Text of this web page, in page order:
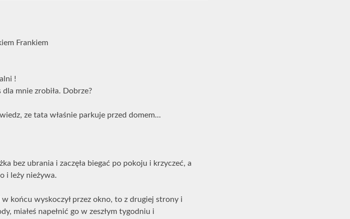
Frankiem
!
mnie zrobiła. Dobrze?
ze tata właśnie parkuje przed domem...
bez ubrania i zaczęła biegać po pokoju i krzyczeć, a
i leży nieżywa.
w końcu wyskoczył przez okno, to z drugiej strony i
miałeś napełnić go w zeszłym tygodniu i